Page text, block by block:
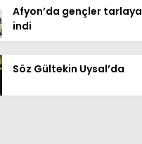
Afyon’da gençler tarlaya
indi
Söz Gültekin Uysal’da